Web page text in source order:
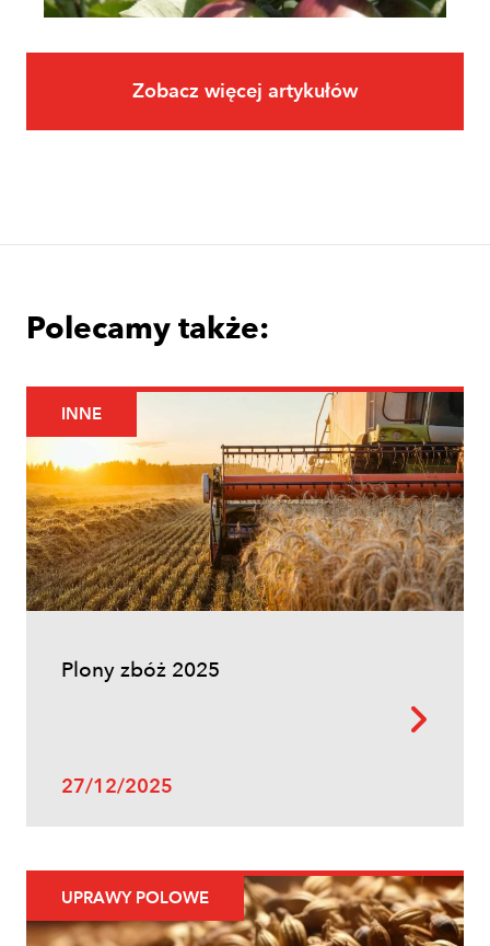
Uprawy polowe
Łokaś garbatek – jak rozpoznać
szkodnika i ograniczyć szkody w
Uprawy polowe
Ochrona fungicydowa zbóż – program
Zobacz więcej artykułów
Polecamy także:
INNE
Plony zbóż 2025
27/12/2025
UPRAWY POLOWE